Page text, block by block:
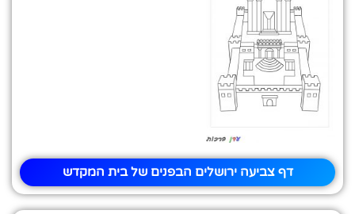
דף צביעה ירושלים הבפנים של בית המקדש